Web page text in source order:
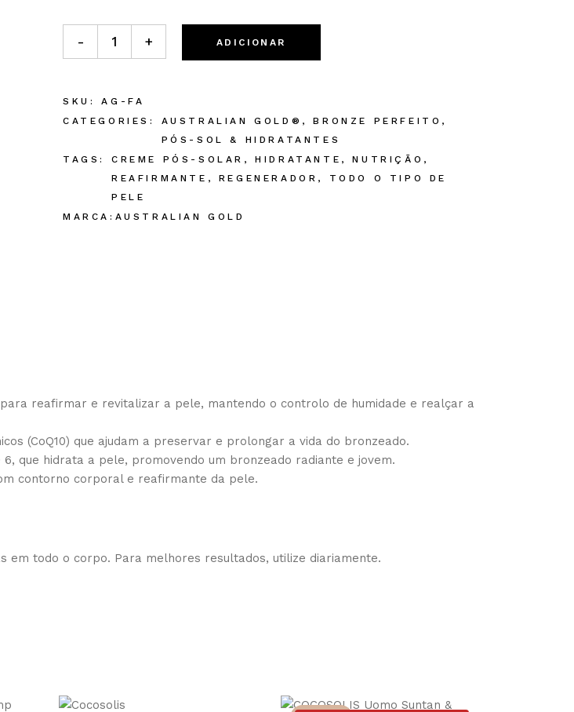
Prod. Australian Gold Forever After. 650 ml quantity
- + ADICIONAR
SKU:
AG-FA
CATEGORIES:
AUSTRALIAN GOLD® ,BRONZE PERFEITO ,
PÓS-SOL & HIDRATANTES
TAGS:
CREME PÓS-SOLAR ,HIDRATANTE ,NUTRIÇÃO ,
REAFIRMANTE , REGENERADOR , TODO O TIPO DE
PELE
MARCA: AUSTRALIAN GOLD
reafirmar e revitalizar a pele, mantendo o controlo de humidade e realçar a
(CoQ10) que ajudam a preservar e prolongar a vida do bronzeado.
6, que hidrata a pele, promovendo um bronzeado radiante e jovem.
contorno corporal e reafirmante da pele.
em todo o corpo. Para melhores resultados, utilize diariamente.